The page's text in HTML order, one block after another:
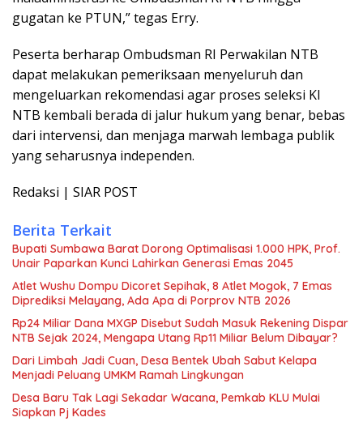
gugatan ke PTUN,” tegas Erry.
Peserta berharap Ombudsman RI Perwakilan NTB
dapat melakukan pemeriksaan menyeluruh dan
mengeluarkan rekomendasi agar proses seleksi KI
NTB kembali berada di jalur hukum yang benar, bebas
dari intervensi, dan menjaga marwah lembaga publik
yang seharusnya independen.
Redaksi | SIAR POST
Berita Terkait
Bupati Sumbawa Barat Dorong Optimalisasi 1.000 HPK, Prof.
Unair Paparkan Kunci Lahirkan Generasi Emas 2045
Atlet Wushu Dompu Dicoret Sepihak, 8 Atlet Mogok, 7 Emas
Diprediksi Melayang, Ada Apa di Porprov NTB 2026
Rp24 Miliar Dana MXGP Disebut Sudah Masuk Rekening Dispar
NTB Sejak 2024, Mengapa Utang Rp11 Miliar Belum Dibayar?
Dari Limbah Jadi Cuan, Desa Bentek Ubah Sabut Kelapa
Menjadi Peluang UMKM Ramah Lingkungan
Desa Baru Tak Lagi Sekadar Wacana, Pemkab KLU Mulai
Siapkan Pj Kades